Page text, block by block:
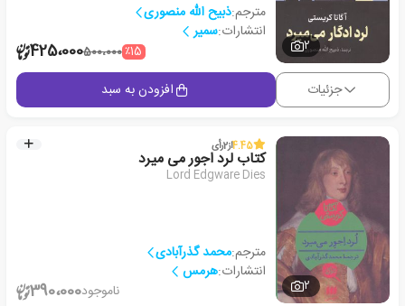
2
مترجم:ذبیح الله منصوری
انتشارات:سمیر
٪15500،000425،000
جزئیات افزودن به سبد
2
4.45از2رأی
کتاب لرد اجور می میرد
Lord Edgware Dies
مترجم:محمد گذرآبادی
انتشارات:هرمس
ناموجود390،000